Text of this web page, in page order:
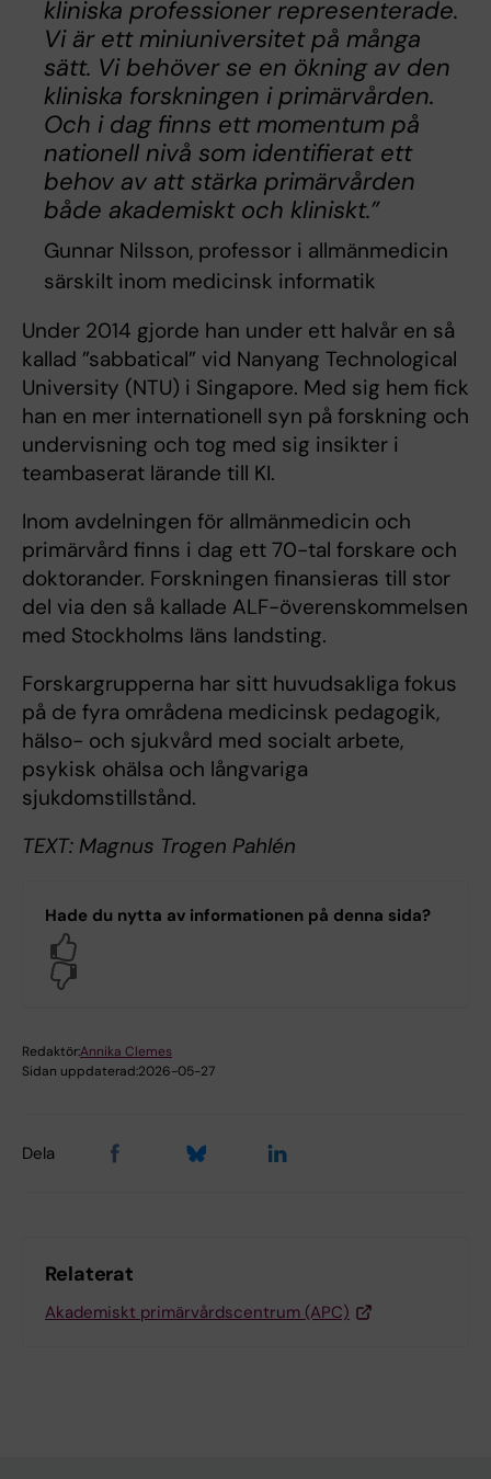
kliniska professioner representerade.
Vi är ett miniuniversitet på många
sätt. Vi behöver se en ökning av den
kliniska forskningen i primärvården.
Och i dag finns ett momentum på
nationell nivå som identifierat ett
behov av att stärka primärvården
både akademiskt och kliniskt.”
Gunnar Nilsson, professor i allmänmedicin
särskilt inom medicinsk informatik
Under 2014 gjorde han under ett halvår en så
kallad ”sabbatical” vid Nanyang Technological
University (NTU) i Singapore. Med sig hem fick
han en mer internationell syn på forskning och
undervisning och tog med sig insikter i
teambaserat lärande till KI.
Inom avdelningen för allmänmedicin och
primärvård finns i dag ett 70-tal forskare och
doktorander. Forskningen finansieras till stor
del via den så kallade ALF-överenskommelsen
med Stockholms läns landsting.
Forskargrupperna har sitt huvudsakliga fokus
på de fyra områdena medicinsk pedagogik,
hälso- och sjukvård med socialt arbete,
psykisk ohälsa och långvariga
sjukdomstillstånd.
TEXT: Magnus Trogen Pahlén
Hade du nytta av informationen på denna sida?
Redaktör:Annika Clemes
Sidan uppdaterad:2026-05-27
Dela
Relaterat
Akademiskt primärvårdscentrum (APC)